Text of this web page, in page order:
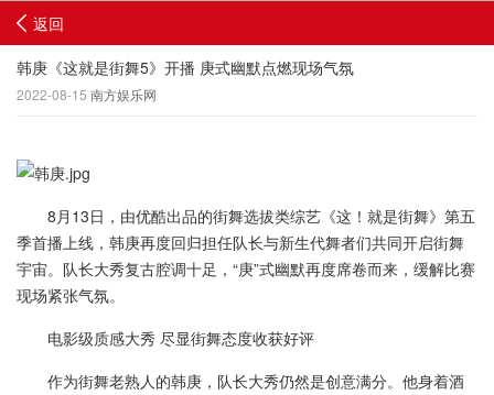
返回
韩庚《这就是街舞5》开播 庚式幽默点燃现场气氛
2022-08-15 南方娱乐网
8月13日，由优酷出品的街舞选拔类综艺《这！就是街舞》第五
季首播上线，韩庚再度回归担任队长与新生代舞者们共同开启街舞
宇宙。队长大秀复古腔调十足，“庚”式幽默再度席卷而来，缓解比赛
现场紧张气氛。
电影级质感大秀 尽显街舞态度收获好评
作为街舞老熟人的韩庚，队长大秀仍然是创意满分。他身着酒